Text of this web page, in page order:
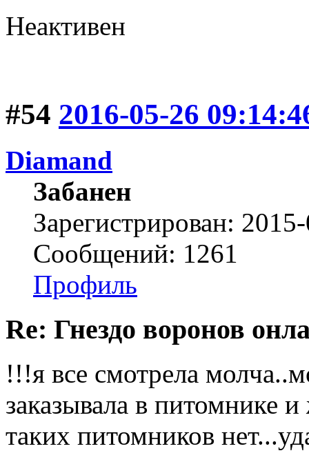
Неактивен
#54 2016-05-26
Diamand
Забанен
Зарегистрирован:
Сообщений: 1261
Профиль
Re: Гнездо воронов
!!!я все смотрела
заказывала в питомнике
таких питомников